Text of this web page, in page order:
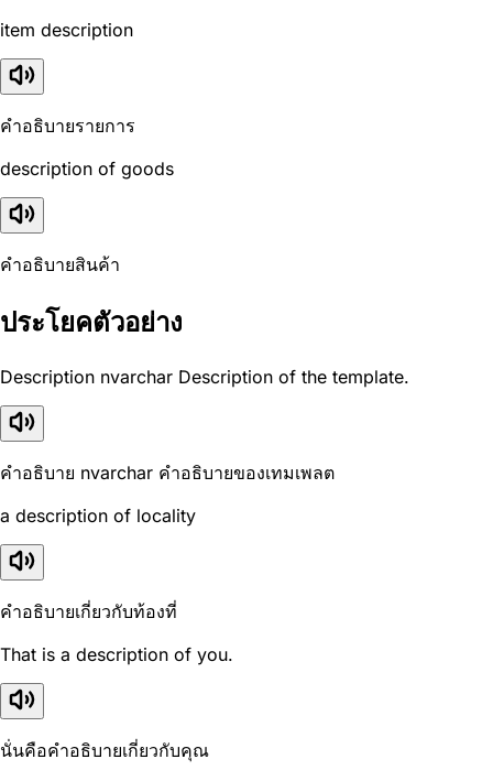
item description
คำอธิบายรายการ
description of goods
คำอธิบายสินค้า
ประโยคตัวอย่าง
Description nvarchar Description of the template.
คำอธิบาย nvarchar คำอธิบายของเทมเพลต
a description of locality
คำอธิบายเกี่ยวกับท้องที่
That is a description of you.
นั่นคือคำอธิบายเกี่ยวกับคุณ